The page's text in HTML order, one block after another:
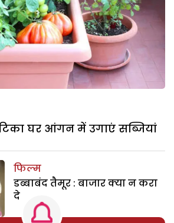
घर आंगन में उगाएं सब्जियां
फिल्म
डब्बाबंद तैमूर : बाजार क्या न करा
दे